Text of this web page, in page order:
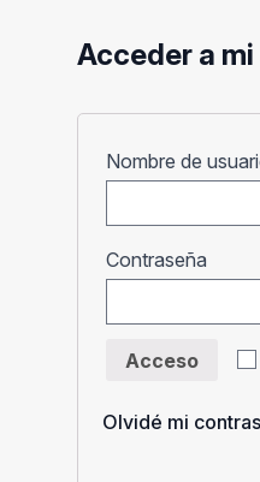
Acceder a
Nombre de
Contraseña
Acceso
Olvidé mi